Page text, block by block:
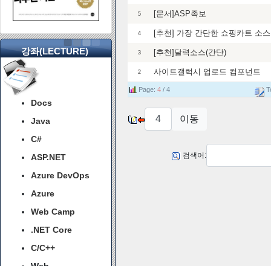
강좌(LECTURE)
Docs
Java
C#
ASP.NET
Azure DevOps
Azure
Web Camp
.NET Core
C/C++
5 [문서]ASP족보
4 [추천] 가장 간단한 쇼핑카트 소스
3 [추천]달력소스(간단)
2 사이트갤럭시 업로드 컴포넌트
Page: 4 / 4
검색어: